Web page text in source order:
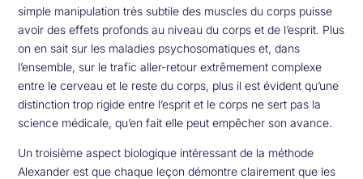
simple manipulation très subtile des muscles du corps puisse
avoir des effets profonds au niveau du corps et de l’esprit. Plus
on en sait sur les maladies psychosomatiques et, dans
l’ensemble, sur le trafic aller-retour extrêmement complexe
entre le cerveau et le reste du corps, plus il est évident qu’une
distinction trop rigide entre l’esprit et le corps ne sert pas la
science médicale, qu’en fait elle peut empêcher son avance.
Un troisième aspect biologique intéressant de la méthode
Alexander est que chaque leçon démontre clairement que les